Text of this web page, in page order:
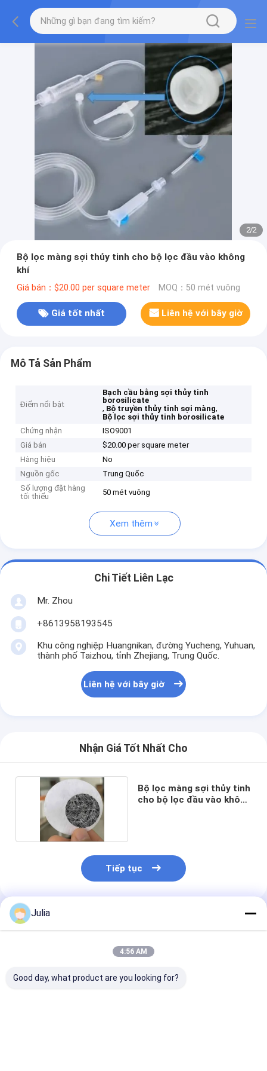
2/2
Bộ lọc màng sợi thủy tinh cho bộ lọc đầu vào không
khí
Giá bán：$20.00 per square meter MOQ：50 mét vuông
Giá tốt nhất Liên hệ với bây giờ
Mô Tả Sản Phẩm
Điểm nổi bật
Bạch cầu bằng sợi thủy tinh
borosilicate
, Bộ truyền thủy tinh sợi màng,
Bộ lọc sợi thủy tinh borosilicate
Chứng nhận
ISO9001
Giá bán
$20.00 per square meter
Hàng hiệu
No
Nguồn gốc
Trung Quốc
Số lượng đặt hàng
tối thiểu
50 mét vuông
Xem thêm
Chi Tiết Liên Lạc
Mr. Zhou
+8613958193545
Khu công nghiệp Huangnikan, đường Yucheng, Yuhuan,
thành phố Taizhou, tỉnh Zhejiang, Trung Quốc.
Liên hệ với bây giờ
Nhận Giá Tốt Nhất Cho
Bộ lọc màng sợi thủy tinh
cho bộ lọc đầu vào không
Tiếp tục
Sản Phẩm Khuyến Cáo
Julia
4:56 AM
Good day, what product are you looking for?